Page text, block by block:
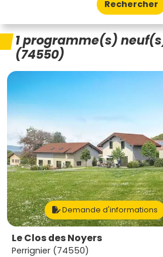
Rechercher
1 programme(s)
(74550)
Demande d'informations
Le Clos des Noyers
Perrignier (74550)